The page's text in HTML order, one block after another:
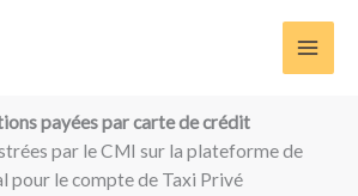
payées par carte de crédit
par le CMI sur la plateforme de
pour le compte de Taxi Privé